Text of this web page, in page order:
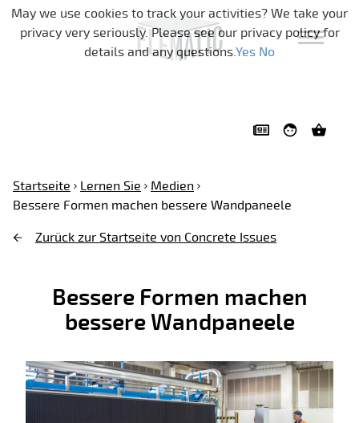
Navigation überspringen
Startseite Lernen Sie
Medien
Bessere Formen machen bessere Wandpaneele
Zurück zur Startseite von Concrete Issues
Bessere Formen machen
bessere Wandpaneele
May we use cookies to track your activities? We take your
privacy very seriously. Please see our privacy policy for
details and any questions.Yes No